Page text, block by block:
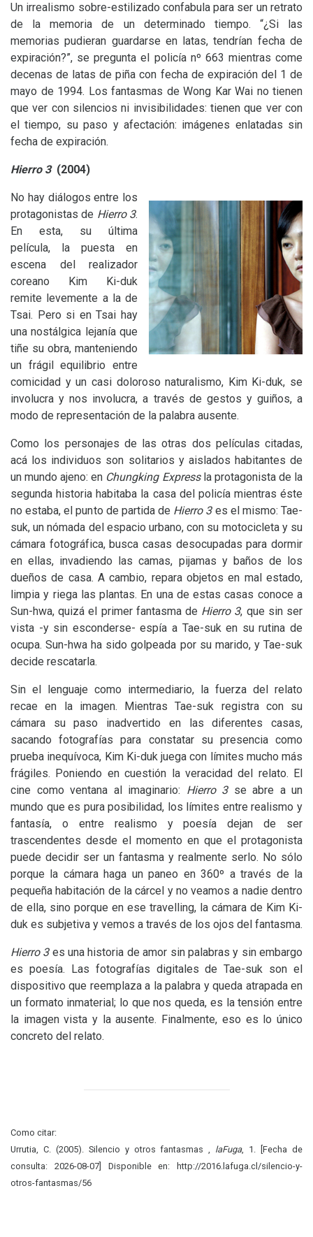
Un irrealismo sobre-estilizado confabula para ser un retrato
de la memoria de un determinado tiempo. “¿Si las
memorias pudieran guardarse en latas, tendrían fecha de
expiración?”, se pregunta el policía nº 663 mientras come
decenas de latas de piña con fecha de expiración del 1 de
mayo de 1994. Los fantasmas de Wong Kar Wai no tienen
que ver con silencios ni invisibilidades: tienen que ver con
el tiempo, su paso y afectación: imágenes enlatadas sin
fecha de expiración.
Hierro 3 (2004)
No hay diálogos entre los
protagonistas de Hierro 3.
En esta, su última
película, la puesta en
escena del realizador
coreano Kim Ki-duk
remite levemente a la de
Tsai. Pero si en Tsai hay
una nostálgica lejanía que
tiñe su obra, manteniendo
un frágil equilibrio entre
comicidad y un casi doloroso naturalismo, Kim Ki-duk, se
involucra y nos involucra, a través de gestos y guiños, a
modo de representación de la palabra ausente.
Como los personajes de las otras dos películas citadas,
acá los individuos son solitarios y aislados habitantes de
un mundo ajeno: en Chungking Expressla protagonista de la
segunda historia habitaba la casa del policía mientras éste
no estaba, el punto de partida de Hierro 3es el mismo: Tae-
suk, un nómada del espacio urbano, con su motocicleta y su
cámara fotográfica, busca casas desocupadas para dormir
en ellas, invadiendo las camas, pijamas y baños de los
dueños de casa. A cambio, repara objetos en mal estado,
limpia y riega las plantas. En una de estas casas conoce a
Sun-hwa, quizá el primer fantasma de Hierro 3, que sin ser
vista -y sin esconderse- espía a Tae-suk en su rutina de
ocupa. Sun-hwa ha sido golpeada por su marido, y Tae-suk
decide rescatarla.
Sin el lenguaje como intermediario, la fuerza del relato
recae en la imagen. Mientras Tae-suk registra con su
cámara su paso inadvertido en las diferentes casas,
sacando fotografías para constatar su presencia como
prueba inequívoca, Kim Ki-duk juega con límites mucho más
frágiles. Poniendo en cuestión la veracidad del relato. El
cine como ventana al imaginario: Hierro 3se abre a un
mundo que es pura posibilidad, los límites entre realismo y
fantasía, o entre realismo y poesía dejan de ser
trascendentes desde el momento en que el protagonista
puede decidir ser un fantasma y realmente serlo. No sólo
porque la cámara haga un paneo en 360º a través de la
pequeña habitación de la cárcel y no veamos a nadie dentro
de ella, sino porque en ese travelling, la cámara de Kim Ki-
duk es subjetiva y vemos a través de los ojos del fantasma.
Hierro 3es una historia de amor sin palabras y sin embargo
es poesía. Las fotografías digitales de Tae-suk son el
dispositivo que reemplaza a la palabra y queda atrapada en
un formato inmaterial; lo que nos queda, es la tensión entre
la imagen vista y la ausente. Finalmente, eso es lo único
concreto del relato.
Como citar:
Urrutia, C. (2005). Silencio y otros fantasmas , laFuga, 1. [Fecha de
consulta: 2026-08-07] Disponible en: http://2016.lafuga.cl/silencio-y-
otros-fantasmas/56